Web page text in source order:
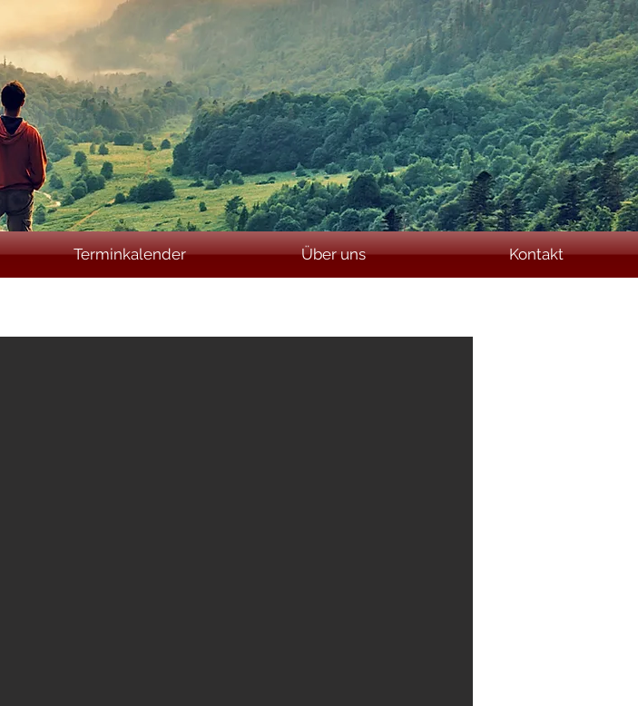
ImpressumDatenschutz
Terminkalender Über uns Kontakt